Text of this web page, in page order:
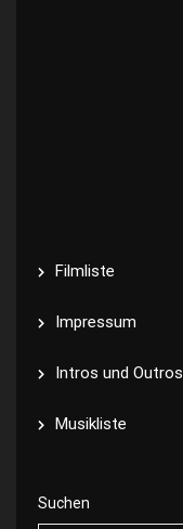
Filmliste
Impressum
Intros und Outros
Musikliste
Suchen